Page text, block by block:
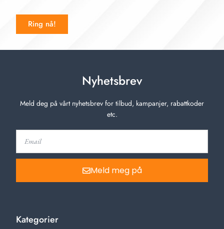
Ring nå!
Nyhetsbrev
Meld deg på vårt nyhetsbrev for tilbud, kampanjer, rabattkoder
etc.
Meld meg på
Kategorier